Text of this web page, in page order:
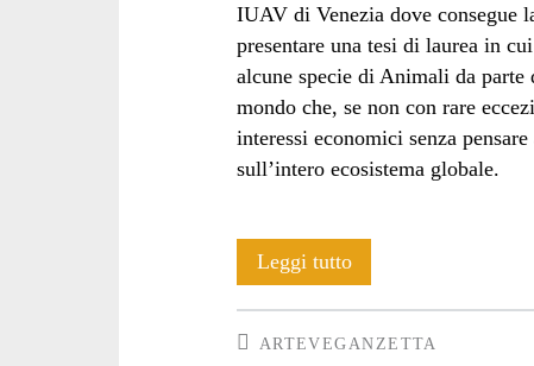
IUAV di Venezia dove consegue
presentare una tesi di laurea in
alcune specie di Animali da
mondo che, se non con rare
interessi economici senza
sull’intero ecosistema globale.
Leggi tuttoSilvia
Zanchetto:
Treblinka
ARTEVEGANZETTA